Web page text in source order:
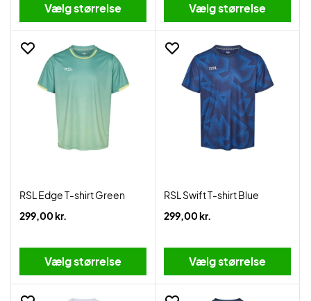
Vælg størrelse Vælg størrelse
RSL Edge T-shirt Green
299,00 kr.
Vælg størrelse
RSL Swift T-shirt Blue
299,00 kr.
Vælg størrelse